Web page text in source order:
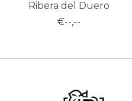
Ribera del Duero
€--,--